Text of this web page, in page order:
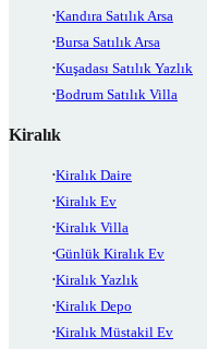
Kandıra Satılık Arsa
Bursa Satılık Arsa
Kuşadası Satılık Yazlık
Bodrum Satılık Villa
Kiralık
Kiralık Daire
Kiralık Ev
Kiralık Villa
Günlük Kiralık Ev
Kiralık Yazlık
Kiralık Depo
Kiralık Müstakil Ev